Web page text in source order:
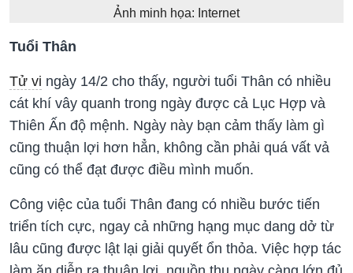
Ảnh minh họa: Internet
Tuổi Thân
Tử vi ngày 14/2 cho thấy, người tuổi Thân có nhiều
cát khí vây quanh trong ngày được cả Lục Hợp và
Thiên Ấn độ mệnh. Ngày này bạn cảm thấy làm gì
cũng thuận lợi hơn hẳn, không cần phải quá vất vả
cũng có thể đạt được điều mình muốn.
Công việc của tuổi Thân đang có nhiều bước tiến
triển tích cực, ngay cả những hạng mục dang dở từ
lâu cũng được lật lại giải quyết ổn thỏa. Việc hợp tác